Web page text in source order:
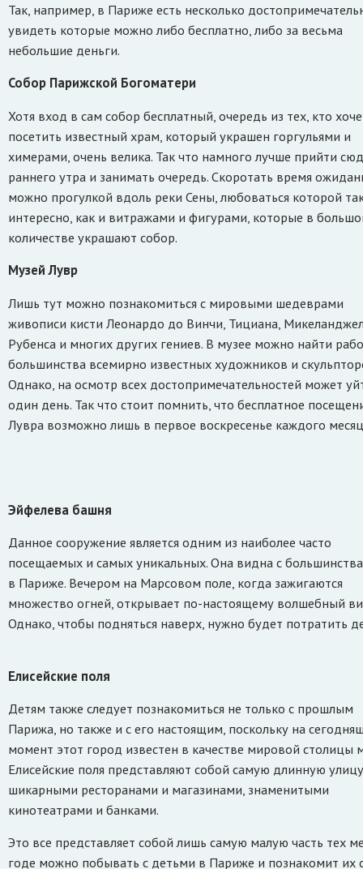
Так, например, в Париже есть несколько
увидеть которые можно либо бесплатно, либо за весьма
небольшие деньги.
Собор Парижской Богоматери
Хотя вход в сам собор бесплатный, очередь из тех, кто
посетить известный храм, который украшен горгульями и
химерами, очень велика. Так что намного лучше прийти
раннего утра и занимать очередь. Скоротать время
можно прогулкой вдоль реки Сены, любоваться которой
интересно, как и витражами и фигурами, которые в
количестве украшают собор.
Музей Лувр
Лишь тут можно познакомиться с мировыми шедеврами
живописи кисти Леонардо до Винчи, Тициана,
Рубенса и многих других гениев. В музее можно найти
большинства всемирно известных художников и
Однако, на осмотр всех достопримечательностей может
один день. Так что стоит помнить, что бесплатное
Лувра возможно лишь в первое воскресенье каждого
Эйфелева башня
Данное сооружение является одним из наиболее часто
посещаемых и самых уникальных. Она видна с
в Париже. Вечером на Марсовом поле, когда зажигаются
множество огней, открывает по-настоящему волшебный
Однако, чтобы подняться наверх, нужно будет потратить
Елисейские поля
Детям также следует познакомиться не только с прошлым
Парижа, но также и с его настоящим, поскольку на
момент этот город известен в качестве мировой столицы
Елисейские поля представляют собой самую длинную
шикарными ресторанами и магазинами, знаменитыми
кинотеатрами и банками.
Это все представляет собой лишь самую малую часть тех
годе можно побывать с детьми в Париже и познакомит их